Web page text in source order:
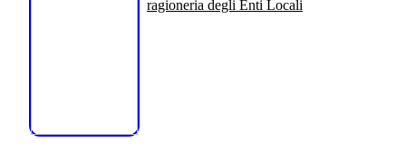
ragioneria degli Enti Locali